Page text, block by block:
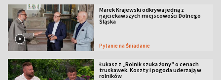
Marek Krajewski odkrywa jedną z
najciekawszych miejscowości Dolnego
Śląska
Pytanie na Śniadanie
Łukasz z „Rolnik szuka żony” o cenach
truskawek. Koszty i pogoda uderzają w
rolników